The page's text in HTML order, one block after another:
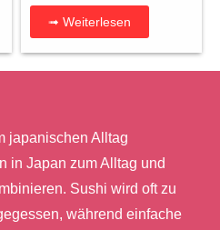
➟ Weiterlesen
japanischen Alltag
in Japan zum Alltag und
Sushi wird oft zu
während einfache